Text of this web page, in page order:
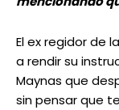
El ex regidor de
a rendir su
Maynas que
sin pensar que